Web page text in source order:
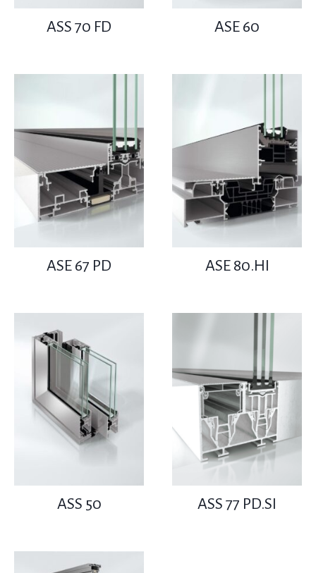
ASS 70 FD ASE 60
ASE 67 PD ASE 80.HI
ASS 50 ASS 77 PD.SI